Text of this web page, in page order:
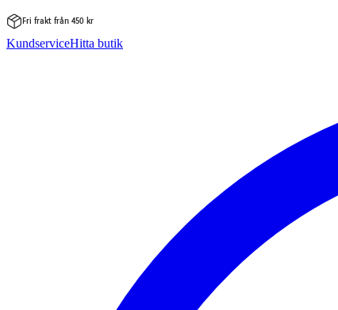
till
Fri frakt från 450 kr
KundserviceHitta butik